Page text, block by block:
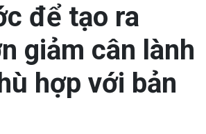
để tạo ra
giảm cân lành
hợp với bản